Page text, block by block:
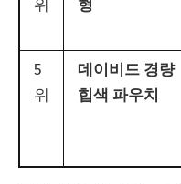
위
형
5
위
데이비드 경량
힙색 파우치